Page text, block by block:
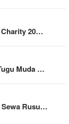
Charity 20…
Muda …
Sewa Rusu…